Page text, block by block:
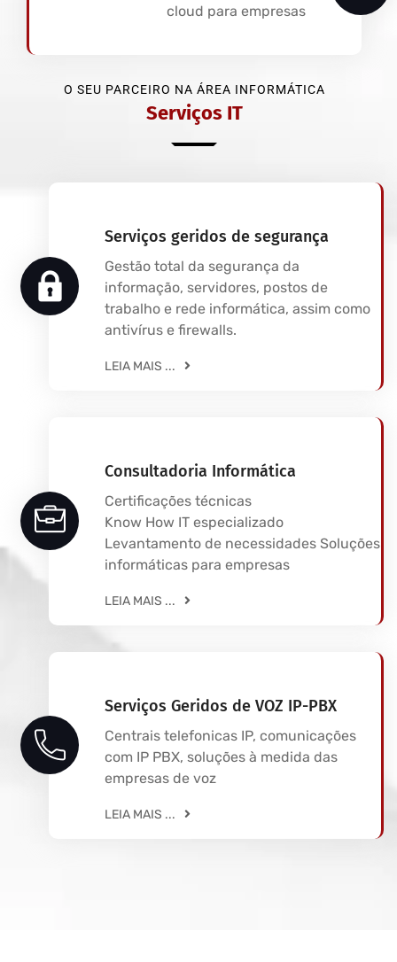
cloud para empresas
O SEU PARCEIRO NA ÁREA INFORMÁTICA
Serviços IT
Serviços geridos de segurança
Gestão total da segurança da
informação, servidores, postos de
trabalho e rede informática, assim como
antivírus e firewalls.
LEIA MAIS ...
Consultadoria Informática
Certificações técnicas
Know How IT especializado
Levantamento de necessidades Soluções
informáticas para empresas
LEIA MAIS ...
Serviços Geridos de VOZ IP-PBX
Centrais telefonicas IP, comunicações
com IP PBX, soluções à medida das
empresas de voz
LEIA MAIS ...